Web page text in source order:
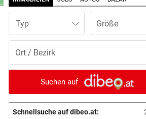
Sportboss Katzer: „Fahren
superhappy nach Hause“
ORKAN, KEIN STROM & CO vor 2
Skurrilitäten in der Red Bull
häufen sich
vor 2
Knoll bei EM Achter vom Turm
Lotfi auf Rang 12!
Typ
Suchen auf
Schnellsuche auf dibeo.at: